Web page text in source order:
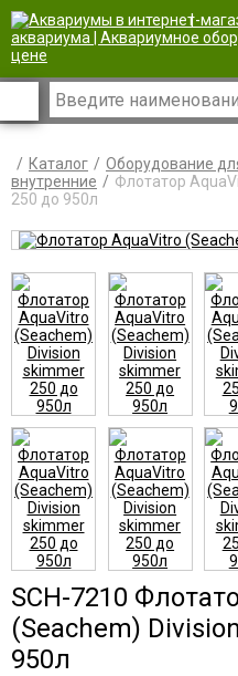
|
Каталог Оборудование
внутренние
Флотатор
250 до 950л
SCH-7210
(Seachem)
950л